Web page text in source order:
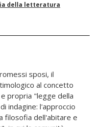
della letteratura
sposi, il
al concetto
propria "legge della
indagine: l'approccio
filosofia dell'abitare e